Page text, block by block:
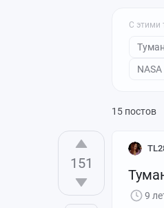
С этими
NASA
15 постов
151
9